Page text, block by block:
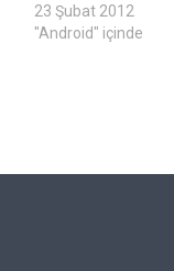
23 Şubat 2012
"Android" içinde